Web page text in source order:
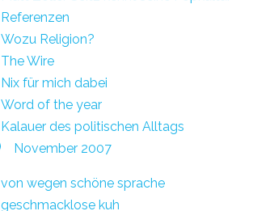
Referenzen
Wozu Religion?
The Wire
Nix für mich dabei
Word of the year
Kalauer des politischen Alltags
November 2007
von wegen schöne sprache
geschmacklose kuh